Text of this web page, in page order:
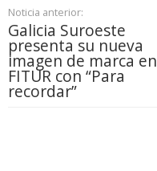
Noticia anterior:
Galicia Suroeste
presenta su nueva
imagen de marca en
FITUR con “Para
recordar”